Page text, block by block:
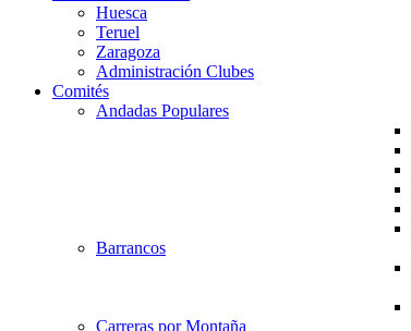
Huesca
Teruel
Zaragoza
Administración Clubes
Comités
Andadas Populares
Barrancos
Carreras por Montaña